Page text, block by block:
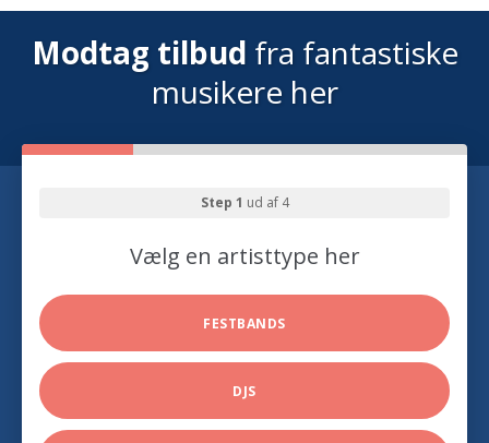
Modtag tilbud fra fantastiske
musikere her
Step 1 ud af 4
Vælg en artisttype her
FESTBANDS
DJS